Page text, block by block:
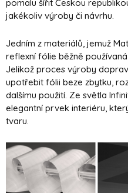
pomalu šířit Českou
jakékoliv výroby či návrhu.
Jedním z materiálů, jemuž
reflexní fólie běžně
Jelikož proces výroby
upotřebit fólii beze zbytku,
dalšímu použití. Ze světla
elegantní prvek interiéru,
tvaru.